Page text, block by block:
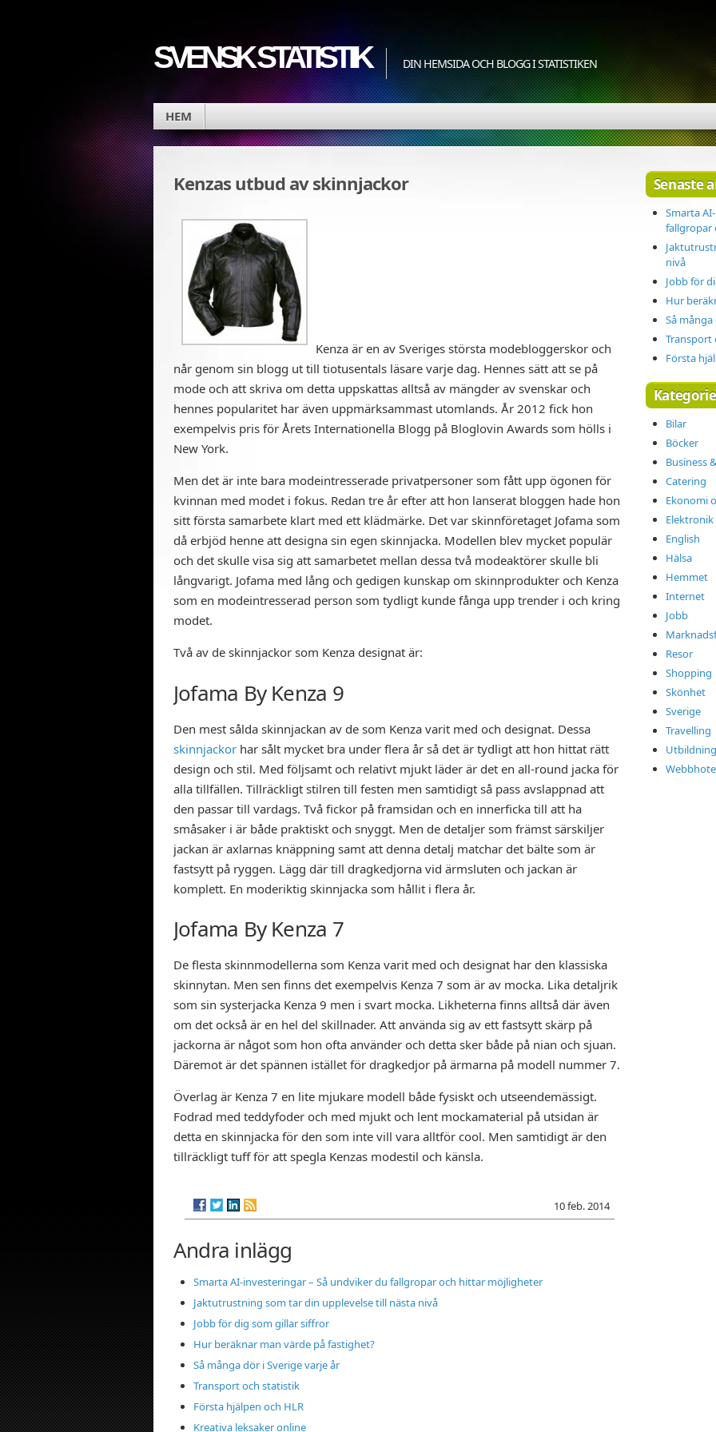
SVENSK STATISTIK DIN HEMSIDA OCH BLOGG I STATISTIKEN
HEM
Kenzas utbud av skinnjackor
Kenza är en av Sveriges största modebloggerskor och
når genom sin blogg ut till tiotusentals läsare varje dag. Hennes sätt att se på
mode och att skriva om detta uppskattas alltså av mängder av svenskar och
hennes popularitet har även uppmärksammast utomlands. År 2012 fick hon
exempelvis pris för Årets Internationella Blogg på Bloglovin Awards som hölls i
New York.
Men det är inte bara modeintresserade privatpersoner som fått upp ögonen för
kvinnan med modet i fokus. Redan tre år efter att hon lanserat bloggen hade hon
sitt första samarbete klart med ett klädmärke. Det var skinnföretaget Jofama som
då erbjöd henne att designa sin egen skinnjacka. Modellen blev mycket populär
och det skulle visa sig att samarbetet mellan dessa två modeaktörer skulle bli
långvarigt. Jofama med lång och gedigen kunskap om skinnprodukter och Kenza
som en modeintresserad person som tydligt kunde fånga upp trender i och kring
modet.
Två av de skinnjackor som Kenza designat är:
Jofama By Kenza 9
Den mest sålda skinnjackan av de som Kenza varit med och designat. Dessa
skinnjackor har sålt mycket bra under flera år så det är tydligt att hon hittat rätt
design och stil. Med följsamt och relativt mjukt läder är det en all-round jacka för
alla tillfällen. Tillräckligt stilren till festen men samtidigt så pass avslappnad att
den passar till vardags. Två fickor på framsidan och en innerficka till att ha
småsaker i är både praktiskt och snyggt. Men de detaljer som främst särskiljer
jackan är axlarnas knäppning samt att denna detalj matchar det bälte som är
fastsytt på ryggen. Lägg där till dragkedjorna vid ärmsluten och jackan är
komplett. En moderiktig skinnjacka som hållit i flera år.
Jofama By Kenza 7
De flesta skinnmodellerna som Kenza varit med och designat har den klassiska
skinnytan. Men sen finns det exempelvis Kenza 7 som är av mocka. Lika detaljrik
som sin systerjacka Kenza 9 men i svart mocka. Likheterna finns alltså där även
om det också är en hel del skillnader. Att använda sig av ett fastsytt skärp på
jackorna är något som hon ofta använder och detta sker både på nian och sjuan.
Däremot är det spännen istället för dragkedjor på ärmarna på modell nummer 7.
Överlag är Kenza 7 en lite mjukare modell både fysiskt och utseendemässigt.
Fodrad med teddyfoder och med mjukt och lent mockamaterial på utsidan är
detta en skinnjacka för den som inte vill vara alltför cool. Men samtidigt är den
tillräckligt tuff för att spegla Kenzas modestil och känsla.
10 feb. 2014
Andra inlägg
Smarta AI-investeringar – Så undviker du fallgropar och hittar möjligheter
Jaktutrustning som tar din upplevelse till nästa nivå
Jobb för dig som gillar siffror
Hur beräknar man värde på fastighet?
Så många dör i Sverige varje år
Transport och statistik
Första hjälpen och HLR
Kreativa leksaker online
Senaste
Smarta
fallgropar
nivå
Jobb för
Hur
Så
Transport
Första
Bilar
Böcker
Business
Catering
Ekonomi
Elektronik
English
Hälsa
Hemmet
Internet
Jobb
Resor
Shopping
Skönhet
Sverige
Travelling
Utbildning